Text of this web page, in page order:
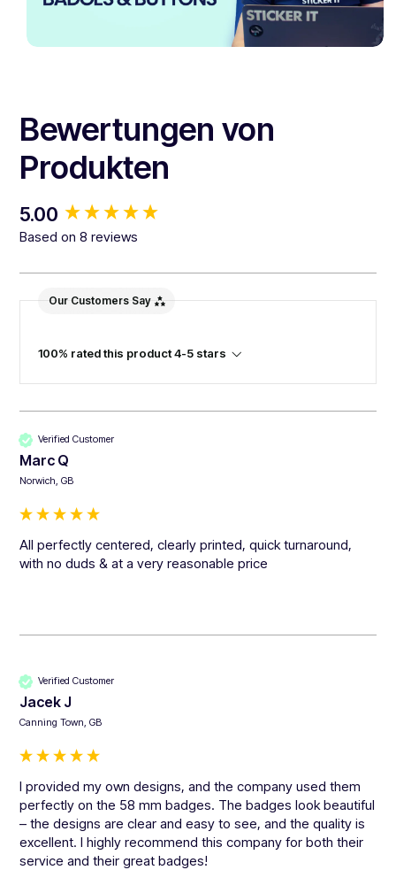
Bewertungen von
Produkten
5.00
Based on 8 reviews
Our Customers Say
100% rated this product 4-5 stars
Verified Customer
Marc Q
Norwich, GB
All perfectly centered, clearly printed, quick turnaround,
with no duds & at a very reasonable price
Verified Customer
Jacek J
Canning Town, GB
I provided my own designs, and the company used them
perfectly on the 58 mm badges. The badges look beautiful
– the designs are clear and easy to see, and the quality is
excellent. I highly recommend this company for both their
service and their great badges!
New content loaded